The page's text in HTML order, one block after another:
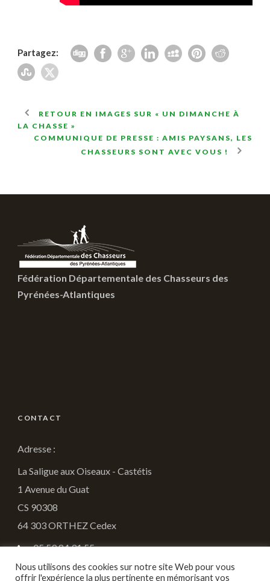
Partagez:
RETOUR EN IMAGES SUR « UN DIMANCHE À
LA CHASSE »
COMMUNIQUE DE PRESSE : AMIS PAYSANS, LES
CHASSEURS SONT AVEC VOUS !
Fédération Départementale des Chasseurs des
Pyrénées-Atlantiques
CONTACT
Adresse :
La Saligue aux Oiseaux - Castétis
1 Avenue du Guat
CS 90308
64 303 ORTHEZ Cedex
05.59.84.31.55
fdc64@chasseurdefrance.com
Nous utilisons des cookies sur notre site Web pour vous
offrir l'expérience la plus pertinente en mémorisant vos